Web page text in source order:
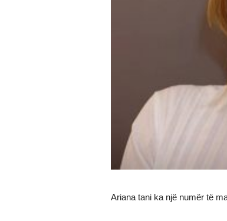
Ariana tani ka një numër të